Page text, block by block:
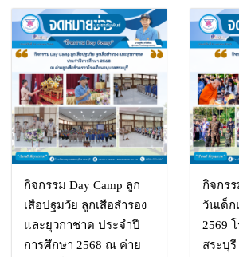
กิจกรรม Day Camp ลูก
เสือปฐมวัย ลูกเสือสำรอง
และยุวกาชาด ประจำปี
การศึกษา 2568 ณ ค่าย
กิจกร
วันเด็
2569
สระบุรี